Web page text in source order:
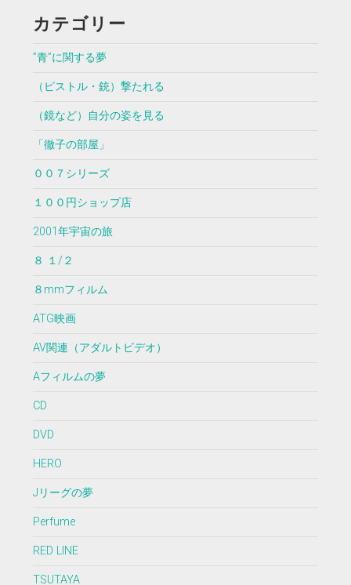
カテゴリー
”青”に関する夢
（ピストル・銃）撃たれる
（鏡など）自分の姿を見る
「徹子の部屋」
００７シリーズ
１００円ショップ店
2001年宇宙の旅
８ １/２
８mmフィルム
ATG映画
AV関連（アダルトビデオ）
Aフィルムの夢
CD
DVD
HERO
Jリーグの夢
Perfume
RED LINE
TSUTAYA